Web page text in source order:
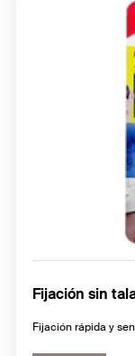
Fijación sin
Fijación rápida y